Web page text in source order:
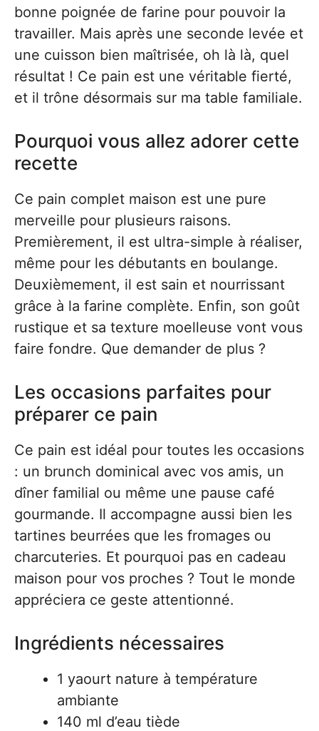
bonne poignée de farine pour pouvoir la
travailler. Mais après une seconde levée et
une cuisson bien maîtrisée, oh là là, quel
résultat ! Ce pain est une véritable fierté,
et il trône désormais sur ma table familiale.
Pourquoi vous allez adorer cette
recette
Ce pain complet maison est une pure
merveille pour plusieurs raisons.
Premièrement, il est ultra-simple à réaliser,
même pour les débutants en boulange.
Deuxièmement, il est sain et nourrissant
grâce à la farine complète. Enfin, son goût
rustique et sa texture moelleuse vont vous
faire fondre. Que demander de plus ?
Les occasions parfaites pour
préparer ce pain
Ce pain est idéal pour toutes les occasions
: un brunch dominical avec vos amis, un
dîner familial ou même une pause café
gourmande. Il accompagne aussi bien les
tartines beurrées que les fromages ou
charcuteries. Et pourquoi pas en cadeau
maison pour vos proches ? Tout le monde
appréciera ce geste attentionné.
Ingrédients nécessaires
1 yaourt nature à température
ambiante
140 ml d’eau tiède